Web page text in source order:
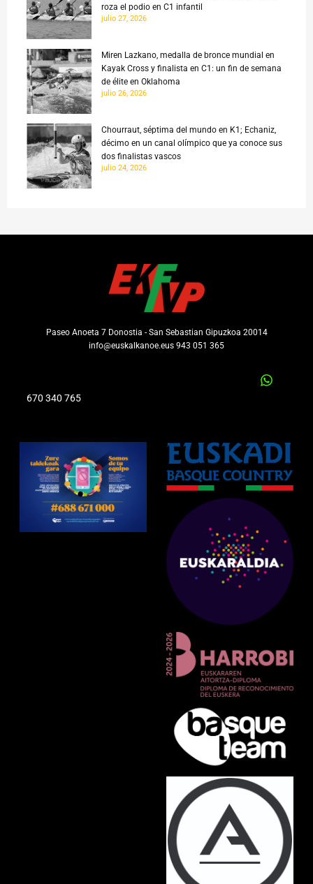
roza el podio en C1 infantil
julio 27, 2026
Miren Lazkano, medalla de bronce mundial en
Kayak Cross y finalista en C1: un fin de semana
de élite en Oklahoma
julio 26, 2026
Chourraut, séptima del mundo en K1; Echaniz,
décimo en un canal olímpico que ya conoce sus
dos finalistas vascos
julio 24, 2026
Paseo Anoeta 7 Donostia - San Sebastian Gipuzkoa 20014
info@euskalkanoe.eus 943 051 365
670 340 765